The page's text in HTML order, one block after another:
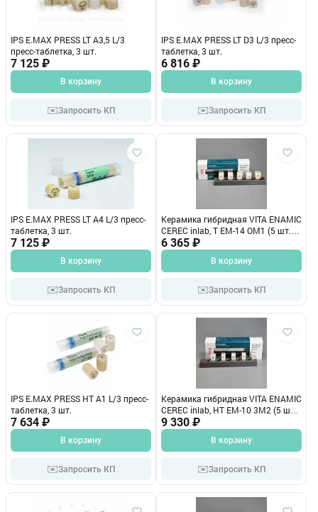
IPS E.MAX PRESS LT A3,5 L/3
пресс-таблетка, 3 шт.
7 125 ₽
В корзину
✉️Запросить КП
IPS E.MAX PRESS LT D3 L/3 пресс-
таблетка, 3 шт.
6 816 ₽
В корзину
✉️Запросить КП
IPS E.MAX PRESS LT A4 L/3 пресс-
таблетка, 3 шт.
7 125 ₽
В корзину
✉️Запросить КП
Керамика гибридная VITA ENAMIC
CEREC inlab, T EM-14 ОМ1 (5 шт.)
ЕС40М1ТЕМ14
6 365 ₽
В корзину
✉️Запросить КП
IPS E.MAX PRESS HT A1 L/3 пресс-
таблетка, 3 шт.
7 634 ₽
В корзину
✉️Запросить КП
Керамика гибридная VITA ENAMIC
CEREC inlab, HT EM-10 3М2 (5 шт.)
ЕС43М2HТЕМ10
9 330 ₽
В корзину
✉️Запросить КП